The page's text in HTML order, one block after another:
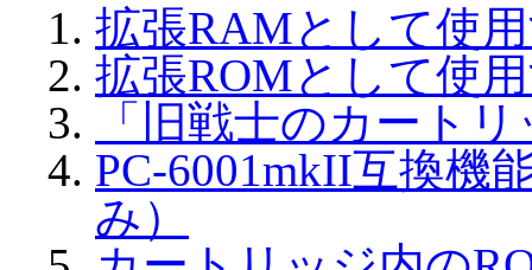
拡張RAMとして使
拡張ROMとして使
「旧戦士のカート
PC-6001mkII互換機
み）